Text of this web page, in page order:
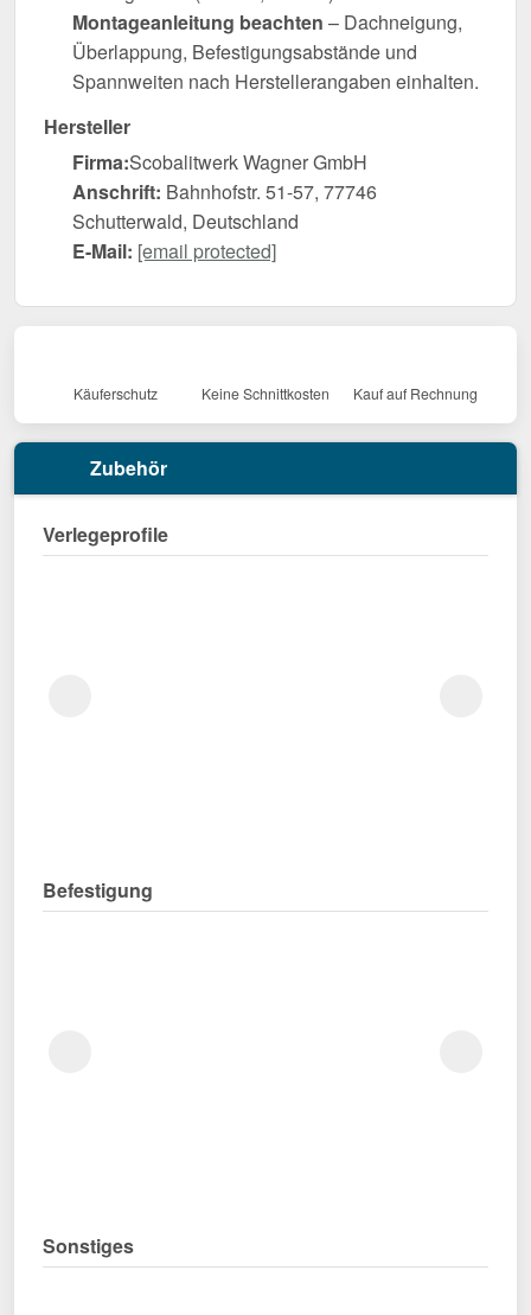
Montageanleitung beachten – Dachneigung,
Überlappung, Befestigungsabstände und
Spannweiten nach Herstellerangaben einhalten.
Hersteller
Firma:Scobalitwerk Wagner GmbH
Anschrift: Bahnhofstr. 51-57, 77746
Schutterwald, Deutschland
E-Mail: [email protected]
Käuferschutz Keine Schnittkosten Kauf auf Rechnung
Zubehör
Verlegeprofile
Befestigung
Sonstiges